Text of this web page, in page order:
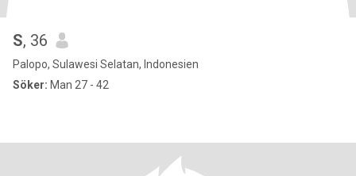
S, 36
Palopo, Sulawesi Selatan, Indonesien
Söker: Man 27 - 42